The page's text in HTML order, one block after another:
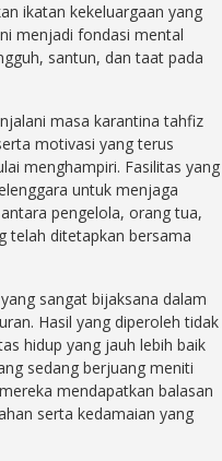
ikatan kekeluargaan yang
menjadi fondasi mental
santun, dan taat pada
masa karantina tahfiz
motivasi yang terus
menghampiri. Fasilitas yang
untuk menjaga
pengelola, orang tua,
telah ditetapkan bersama
sangat bijaksana dalam
Hasil yang diperoleh tidak
hidup yang jauh lebih baik
sedang berjuang meniti
mendapatkan balasan
serta kedamaian yang